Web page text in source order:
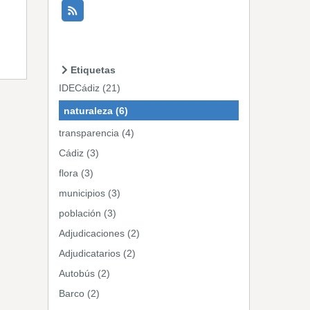
Etiquetas
IDECádiz (21)
naturaleza (6)
transparencia (4)
Cádiz (3)
flora (3)
municipios (3)
población (3)
Adjudicaciones (2)
Adjudicatarios (2)
Autobús (2)
Barco (2)